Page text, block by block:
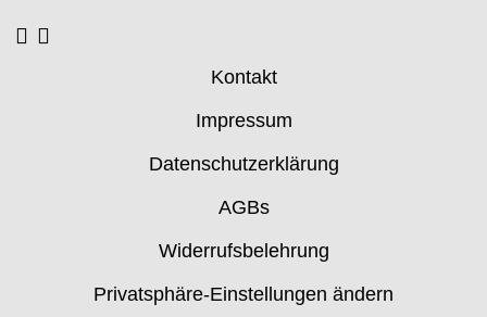
Kontakt
Impressum
Datenschutzerklärung
AGBs
Widerrufsbelehrung
Privatsphäre-Einstellungen ändern